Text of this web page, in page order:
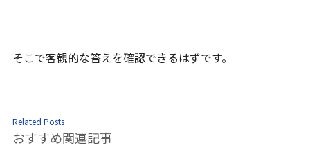
そこで客観的な答えを確認できるはずです。
Related Posts
おすすめ関連記事